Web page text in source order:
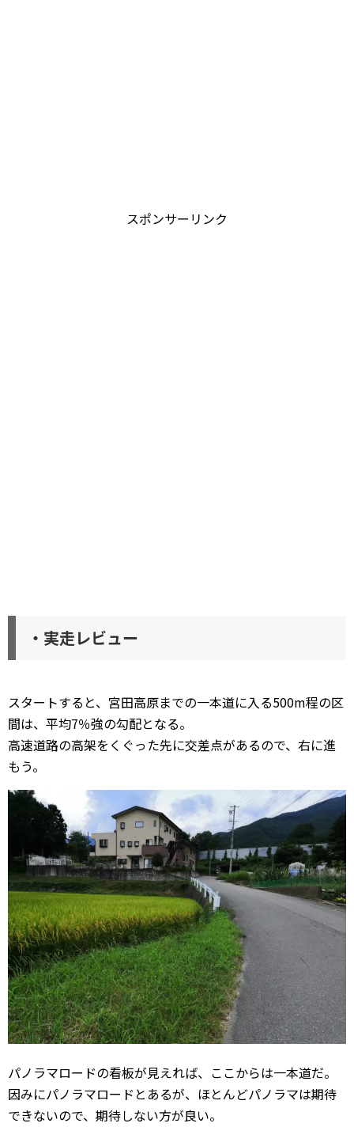
スポンサーリンク
・実走レビュー
スタートすると、宮田高原までの一本道に入る500m程の区
間は、平均7％強の勾配となる。
高速道路の高架をくぐった先に交差点があるので、右に進
もう。
パノラマロードの看板が見えれば、ここからは一本道だ。
因みにパノラマロードとあるが、ほとんどパノラマは期待
できないので、期待しない方が良い。